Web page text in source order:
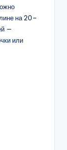
на 20–
—
или